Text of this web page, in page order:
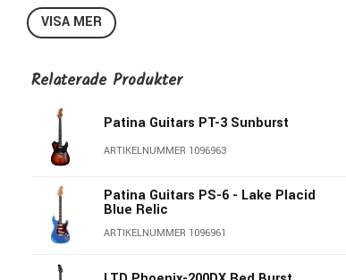
paulowniakropp och handlindade pickuper ger en
Kroppen är tillverkad i paulownia, vilket ger låg vikt
spelsessioner samtidigt som den behåller tydlig
Finishen är utförd i nitrolack, vilket ger en tunn yta
Hals och spelkänsla
Halsen är byggd i quarter sawn rostad lönn med
minskad känslighet för klimatförändringar.
VISA MER
Relaterade Produkter
Patina Guitars PT-3 Sunburst
ARTIKELNUMMER 1096963
Patina Guitars PS-6 - Lake Placid
Blue Relic
ARTIKELNUMMER 1096961